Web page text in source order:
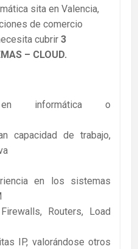
sita en Valencia,
de comercio
cubrir 3
– CLOUD.
en informática o
capacidad de trabajo,
en los sistemas
Routers, Load
IP, valorándose otros